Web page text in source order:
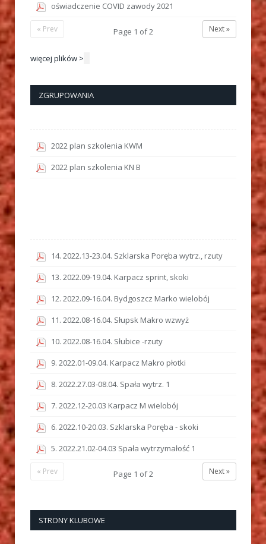
oświadczenie COVID zawody 2021
Next »
Page 1 of2
« Prev
więcej plików >
ZGRUPOWANIA
2022 plan szkolenia KWM
2022 plan szkolenia KN B
14. 2022.13-23.04. Szklarska Poręba wytrz., rzuty
13. 2022.09-19.04. Karpacz sprint, skoki
12. 2022.09-16.04. Bydgoszcz Marko wielobój
11. 2022.08-16.04. Słupsk Makro wzwyż
10. 2022.08-16.04. Słubice -rzuty
9. 2022.01-09.04. Karpacz Makro płotki
8. 2022.27.03-08.04. Spała wytrz. 1
7. 2022.12-20.03 Karpacz M wielobój
6. 2022.10-20.03. Szklarska Poręba - skoki
5. 2022.21.02-04.03 Spała wytrzymałość 1
Next »
Page 1 of2
« Prev
STRONY KLUBOWE